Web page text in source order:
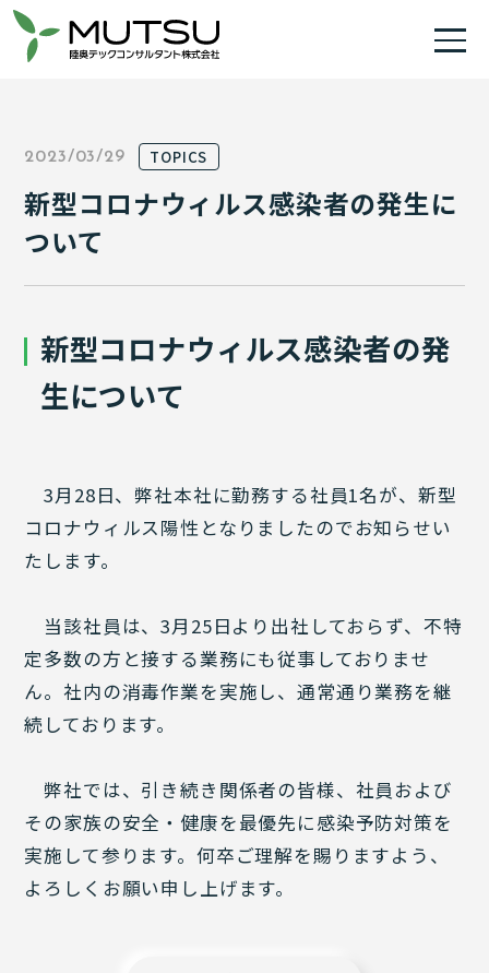
2023/03/29 TOPICS
新型コロナウィルス感染者の発生に
ついて
新型コロナウィルス感染者の発
生について
3月28日、弊社本社に勤務する社員1名が、新型
コロナウィルス陽性となりましたのでお知らせい
たします。
当該社員は、3月25日より出社しておらず、不特
定多数の方と接する業務にも従事しておりませ
ん。社内の消毒作業を実施し、通常通り業務を継
続しております。
弊社では、引き続き関係者の皆様、社員および
その家族の安全・健康を最優先に感染予防対策を
実施して参ります。何卒ご理解を賜りますよう、
よろしくお願い申し上げます。